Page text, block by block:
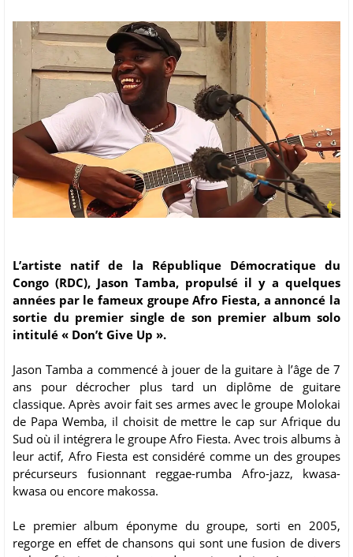
L’artiste natif de la République Démocratique du
Congo (RDC), Jason Tamba, propulsé il y a quelques
années par le fameux groupe Afro Fiesta, a annoncé la
sortie du premier single de son premier album solo
intitulé « Don’t Give Up ».
Jason Tamba a commencé à jouer de la guitare à l’âge de 7
ans pour décrocher plus tard un diplôme de guitare
classique. Après avoir fait ses armes avec le groupe Molokai
de Papa Wemba, il choisit de mettre le cap sur Afrique du
Sud où il intégrera le groupe Afro Fiesta. Avec trois albums à
leur actif, Afro Fiesta est considéré comme un des groupes
précurseurs fusionnant reggae-rumba Afro-jazz, kwasa-
kwasa ou encore makossa.
Le premier album éponyme du groupe, sorti en 2005,
regorge en effet de chansons qui sont une fusion de divers